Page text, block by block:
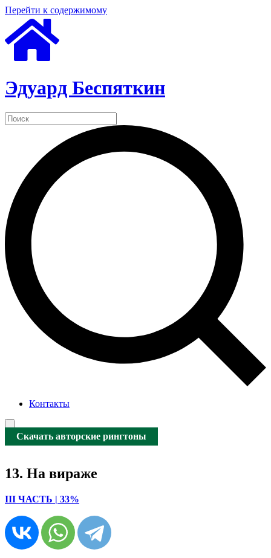
Перейти к содержимому
Эдуард Беспяткин
Контакты
Скачать авторские рингтоны
13. На вираже
III ЧАСТЬ | 33%